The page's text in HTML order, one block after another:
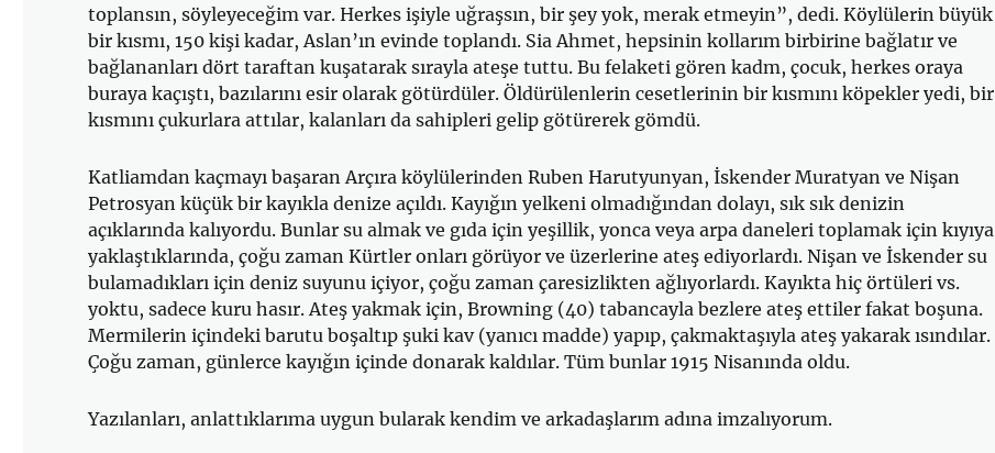
top­lansın, söyleyeceğim var. Herkes işiyle uğraşsın, bir şey yok, merak et­meyin”, dedi. Köylülerin büyük
bir kısmı, 150 kişi kadar, Aslan’ın evinde toplandı. Sia Ahmet, hepsinin kollarım birbirine bağlatır ve
bağlananları dört taraftan kuşatarak sırayla ateşe tuttu. Bu felaketi gören kadm, çocuk, herkes oraya
buraya kaçıştı, bazılarını esir olarak götürdüler. Öldürülen­lerin cesetlerinin bir kısmını köpekler yedi, bir
kısmını çukurlara attılar, kalanları da sahipleri gelip götürerek gömdü.
Katliamdan kaçmayı başaran Arçıra köylülerinden Ruben Harutyunyan, İskender Muratyan ve Nişan
Petrosyan küçük bir kayıkla denize açıldı. Kayığın yelkeni olmadığından dolayı, sık sık denizin
açıklarında kalıyordu. Bunlar su almak ve gıda için yeşillik, yonca veya arpa daneleri toplamak için kıyıya
yaklaştıklarında, çoğu zaman Kürtler onları görü­yor ve üzerlerine ateş ediyorlardı. Nişan ve İskender su
bulamadıkları için deniz suyunu içiyor, çoğu zaman çaresizlikten ağlıyorlardı. Kayıkta hiç örtüleri vs.
yoktu, sadece kuru hasır. Ateş yakmak için, Browning (40) tabancayla bezlere ateş ettiler fakat boşuna.
Mermilerin içindeki barutu boşaltıp şuki kav (yanıcı madde) yapıp, çakmaktaşıyla ateş yakarak ısın­dılar.
Çoğu zaman, günlerce kayığın içinde donarak kaldılar. Tüm bunlar 1915 Nisanında oldu.
Yazılanları, anlattıklarıma uygun bularak kendim ve arkadaşlarım adına imzalıyorum.